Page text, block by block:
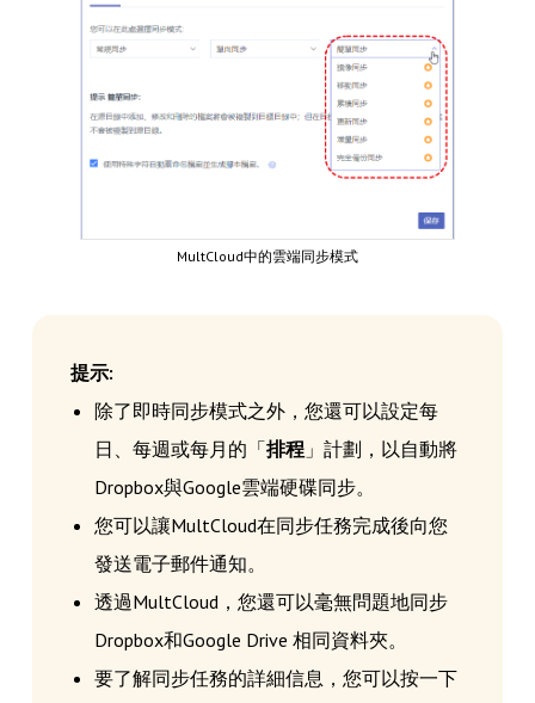
MultCloud中的雲端同步模式
提示:
除了即時同步模式之外，您還可以設定每
日、每週或每月的「排程」計劃，以自動將
Dropbox與Google雲端硬碟同步。
您可以讓MultCloud在同步任務完成後向您
發送電子郵件通知。
透過MultCloud，您還可以毫無問題地同步
Dropbox和Google Drive 相同資料夾。
要了解同步任務的詳細信息，您可以按一下